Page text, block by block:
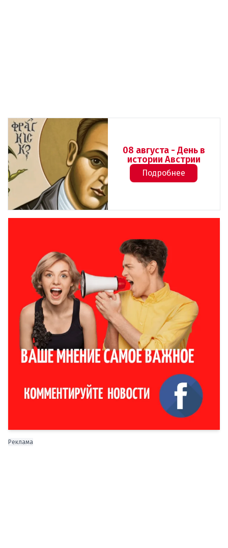
08 августа - День в
истории Австрии
Подробнее
Реклама